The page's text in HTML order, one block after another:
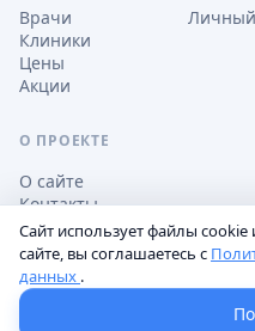
Врачи
Клиники
Цены
Акции
О ПРОЕКТЕ
О сайте
Контакты
Обработка персональных
Пользовательское
Сайт использует файлы cookie
сайте, вы соглашаетесь с
данных .